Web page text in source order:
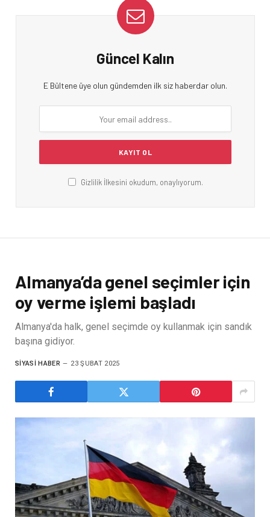
Güncel Kalın
E Bültene üye olun gündemden ilk siz haberdar olun.
Gizlilik İlkesini okudum, onaylıyorum.
Almanya’da genel seçimler için
oy verme işlemi başladı
Almanya'da halk, genel seçimde oy kullanmak için sandık
başına gidiyor.
SIYASI HABER 23 ŞUBAT 2025